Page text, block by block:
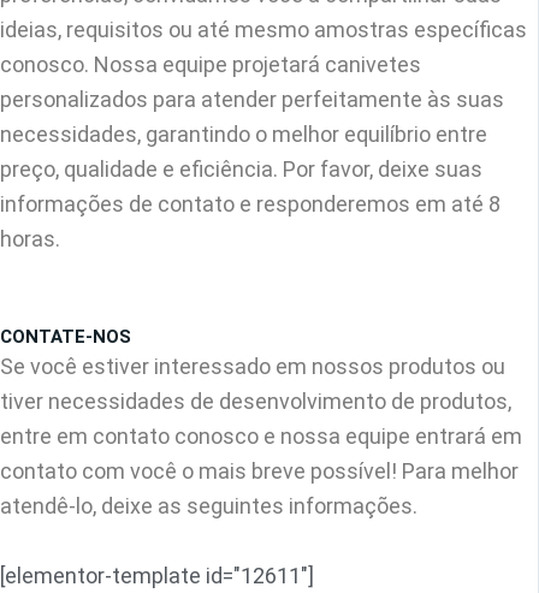
ideias, requisitos ou até mesmo amostras específicas
conosco. Nossa equipe projetará canivetes
personalizados para atender perfeitamente às suas
necessidades, garantindo o melhor equilíbrio entre
preço, qualidade e eficiência. Por favor, deixe suas
informações de contato e responderemos em até 8
horas.
CONTATE-NOS
Se você estiver interessado em nossos produtos ou
tiver necessidades de desenvolvimento de produtos,
entre em contato conosco e nossa equipe entrará em
contato com você o mais breve possível! Para melhor
atendê-lo, deixe as seguintes informações.
[elementor-template id="12611"]